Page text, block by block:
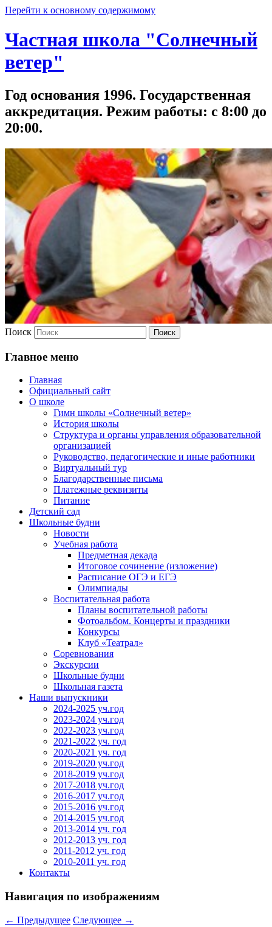
Перейти к основному содержимому
Частная школа "Солнечный
ветер"
Год основания 1996. Государственная
аккредитация. Режим работы: с 8:00 до
20:00.
Поиск
Главное меню
Главная
Официальный сайт
О школе
Гимн школы «Солнечный ветер»
История школы
Структура и органы управления образовательной
организацией
Руководство, педагогические и иные работники
Виртуальный тур
Благодарственные письма
Платежные реквизиты
Питание
Детский сад
Школьные будни
Новости
Учебная работа
Предметная декада
Итоговое сочинение (изложение)
Расписание ОГЭ и ЕГЭ
Олимпиады
Воспитательная работа
Планы воспитательной работы
Фотоальбом. Концерты и праздники
Конкурсы
Клуб «Театрал»
Соревнования
Экскурсии
Школьные будни
Школьная газета
Наши выпускники
2024-2025 уч.год
2023-2024 уч.год
2022-2023 уч.год
2021-2022 уч. год
2020-2021 уч. год
2019-2020 уч.год
2018-2019 уч.год
2017-2018 уч.год
2016-2017 уч.год
2015-2016 уч.год
2014-2015 уч.год
2013-2014 уч. год
2012-2013 уч. год
2011-2012 уч. год
2010-2011 уч. год
Контакты
Навигация по изображениям
← Предыдущее Следующее →